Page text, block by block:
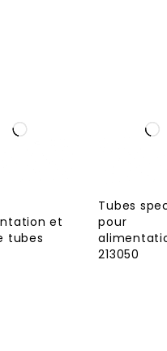
et
tubes
Tubes
pour
213050